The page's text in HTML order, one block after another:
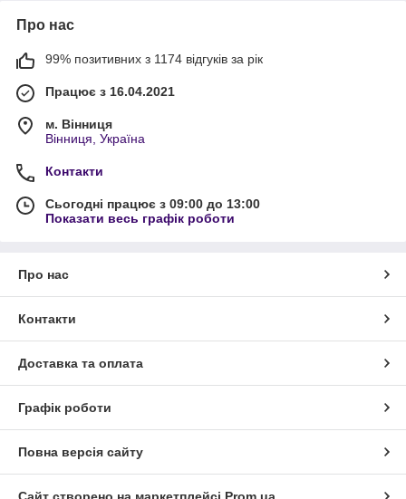
Про нас
99% позитивних з 1174 відгуків за рік
Працює з 16.04.2021
м. Вінниця
Вінниця, Україна
Контакти
Сьогодні працює з 09:00 до 13:00
Показати весь графік роботи
Про нас
Контакти
Доставка та оплата
Графік роботи
Повна версія сайту